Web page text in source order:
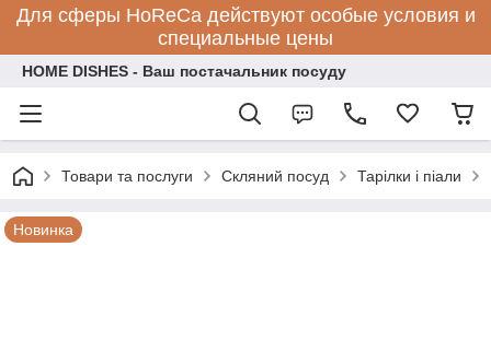
Для сферы HoReCa действуют особые условия и
специальные цены
HOME DISHES - Ваш постачальник посуду
Товари та послуги Скляний посуд Тарілки і піали
Новинка